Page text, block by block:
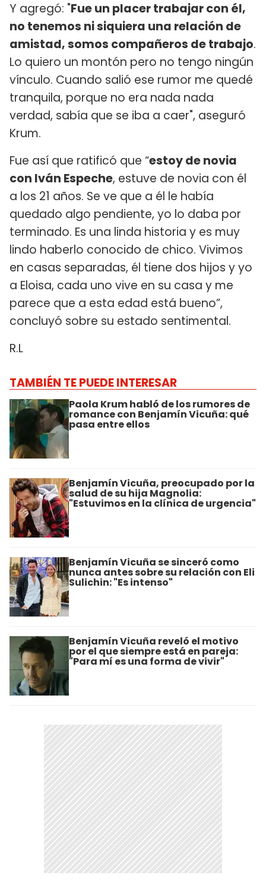
Y agregó: "Fue un placer trabajar con él,
no tenemos ni siquiera una relación de
amistad, somos compañeros de trabajo.
Lo quiero un montón pero no tengo ningún
vínculo. Cuando salió ese rumor me quedé
tranquila, porque no era nada nada
verdad, sabía que se iba a caer", aseguró
Krum.
Fue así que ratificó que “estoy de novia
con Iván Espeche, estuve de novia con él
a los 21 años. Se ve que a él le había
quedado algo pendiente, yo lo daba por
terminado. Es una linda historia y es muy
lindo haberlo conocido de chico. Vivimos
en casas separadas, él tiene dos hijos y yo
a Eloisa, cada uno vive en su casa y me
parece que a esta edad está bueno”,
concluyó sobre su estado sentimental.
R.L
TAMBIÉN TE PUEDE INTERESAR
Paola Krum habló de los rumores de
romance con Benjamín Vicuña: qué
pasa entre ellos
Benjamín Vicuña, preocupado por la
salud de su hija Magnolia:
"Estuvimos en la clínica de urgencia"
Benjamín Vicuña se sinceró como
nunca antes sobre su relación con Eli
Sulichin: "Es intenso"
Benjamín Vicuña reveló el motivo
por el que siempre está en pareja:
"Para mí es una forma de vivir"